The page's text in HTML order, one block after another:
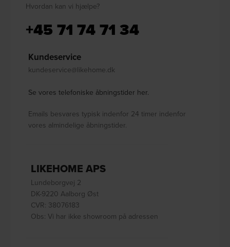
Hvordan kan vi hjælpe?
+45 71 74 71 34
Kundeservice
kundeservice@likehome.dk
Se vores telefoniske åbningstider her.
Emails besvares typisk indenfor 24 timer indenfor
vores almindelige åbningstider.
LIKEHOME APS
Lundeborgvej 2
DK-9220 Aalborg Øst
CVR: 38076183
Obs: Vi har ikke showroom på adressen